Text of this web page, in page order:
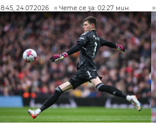
24.07.2026 Чете се за: 02:27 мин.